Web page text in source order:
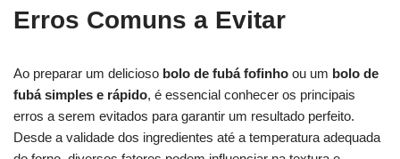
Erros Comuns a Evitar
Ao preparar um delicioso bolo de fubá fofinho ou um bolo de
fubá simples e rápido, é essencial conhecer os principais
erros a serem evitados para garantir um resultado perfeito.
Desde a validade dos ingredientes até a temperatura adequada